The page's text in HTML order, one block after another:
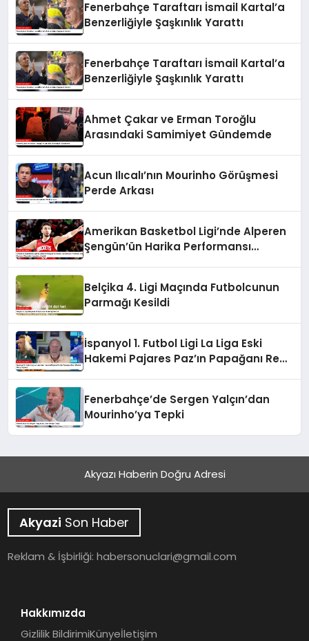
Fenerbahçe Taraftarı İsmail Kartal’a
Benzerliğiyle Şaşkınlık Yarattı
Fenerbahçe Taraftarı İsmail Kartal’a
Benzerliğiyle Şaşkınlık Yarattı
Ahmet Çakar ve Erman Toroğlu
Arasındaki Samimiyet Gündemde
Acun Ilıcalı’nın Mourinho Görüşmesi
Perde Arkası
Amerikan Basketbol Ligi’nde Alperen
Şengün’ün Harika Performansı
Belçika 4. Ligi Maçında Futbolcunun
Parmağı Kesildi
İspanyol 1. Futbol Ligi La Liga Eski
Hakemi Pajares Paz’ın Papağanı Real
Fenerbahçe’de Sergen Yalçın’dan
Mourinho’ya Tepki
Akyazı Haberin Doğru Adresi
Akyazi Son Haber
Reklam & İşbirliği:habersonuclari@gmail.com
Hakkımızda
Gizlilik BildirimiKünyeİletişim